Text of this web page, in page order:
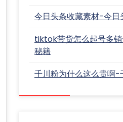
今日头条收藏素材-今日
tiktok带货怎么起号多
秘籍
千川粉为什么这么贵啊-